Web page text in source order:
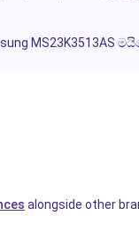
alongside other